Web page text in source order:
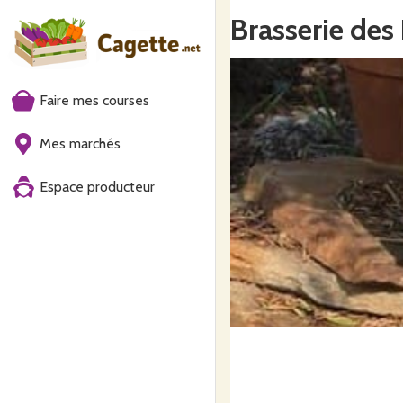
Faire mes courses
Mes marchés
Espace producteur
Brasserie des